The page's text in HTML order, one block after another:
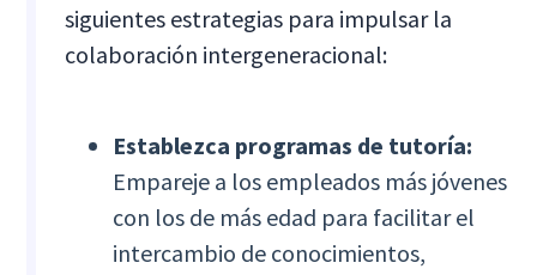
siguientes estrategias para impulsar la
colaboración intergeneracional:
Establezca programas de tutoría:
Empareje a los empleados más jóvenes
con los de más edad para facilitar el
intercambio de conocimientos,